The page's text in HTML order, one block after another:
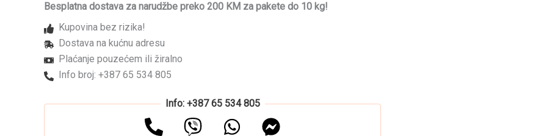
MAKEUP
Emily
In
Paris
količina
Besplatna dostava za narudžbe preko 200 KM za pakete do 10 kg!
Kupovina bez rizika!
Dostava na kućnu adresu
Plaćanje pouzećem ili žiralno
Info broj: +387 65 534 805
Info: +387 65 534 805